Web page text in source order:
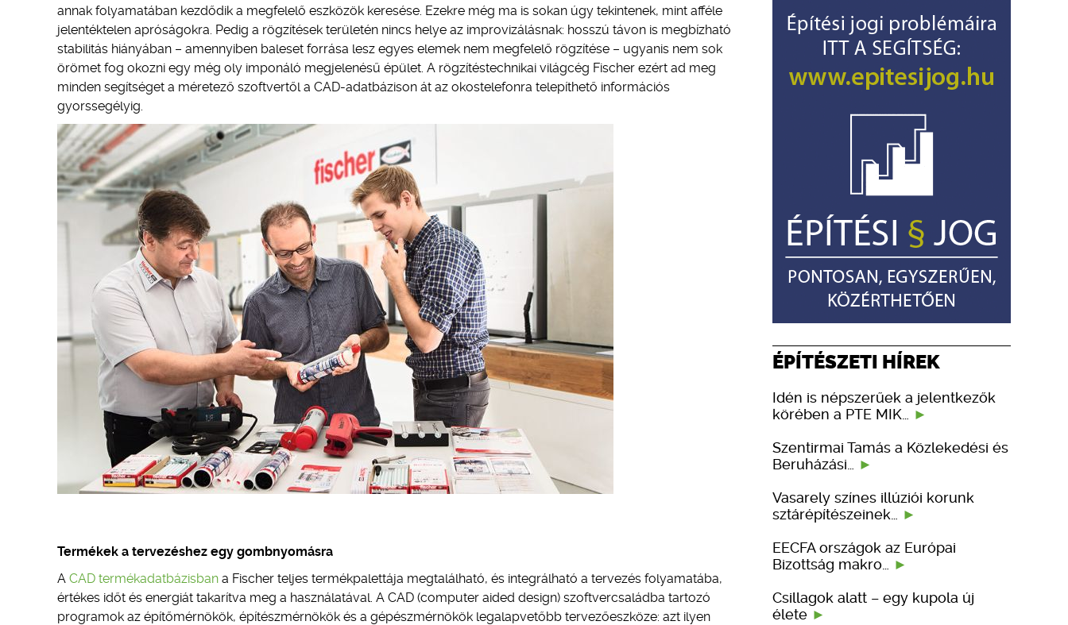
annak folyamatában kezdődik a megfelelő eszközök keresése. Ezekre még ma is sokan úgy tekintenek, mint afféle
jelentéktelen apróságokra. Pedig a rögzítések területén nincs helye az improvizálásnak: hosszú távon is megbízható
stabilitás hiányában – amennyiben baleset forrása lesz egyes elemek nem megfelelő rögzítése – ugyanis nem sok
örömet fog okozni egy még oly imponáló megjelenésű épület. A rögzítéstechnikai világcég Fischer ezért ad meg
minden segítséget a méretező szoftvertől a CAD-adatbázison át az okostelefonra telepíthető információs
gyorssegélyig.
Termékek a tervezéshez egy gombnyomásra
A CAD termékadatbázisban a Fischer teljes termékpalettája megtalálható, és integrálható a tervezés folyamatába,
értékes időt és energiát takarítva meg a használatával. A CAD (computer aided design) szoftvercsaládba tartozó
programok az építőmérnökök, építészmérnökök és a gépészmérnökök legalapvetőbb tervezőeszköze: azt ilyen
ÉPÍTÉSZETI HÍREK
Idén is népszerűek a jelentkezők
körében a PTE MIK…
Szentirmai Tamás a Közlekedési és
Beruházási…
Vasarely színes illúziói korunk
sztárépítészeinek…
EECFA országok az Európai
Bizottság makro…
Csillagok alatt – egy kupola új
élete